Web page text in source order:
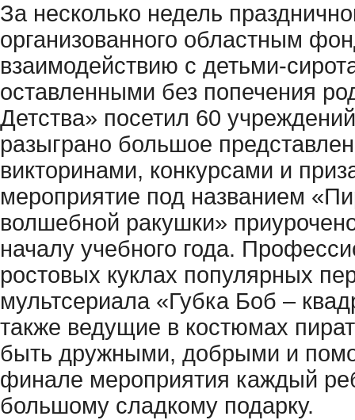
За несколько недель
организованного областным
взаимодействию с детьми-
оставленными без попечения
Детства» посетил 60
разыграно большое
викторинами, конкурсами и
мероприятие под названием
волшебной ракушки»
началу учебного года.
ростовых куклах популярных
мультсериала «Губка Боб –
также ведущие в костюмах
быть дружными, добрыми и
финале мероприятия каждый
большому сладкому подарку.